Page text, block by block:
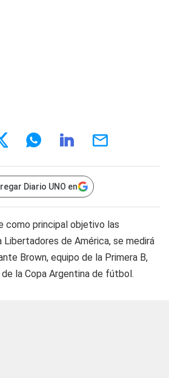
Diario UNO en
como principal objetivo las
Libertadores de América, se medirá
Brown, equipo de la Primera B,
la Copa Argentina de fútbol.